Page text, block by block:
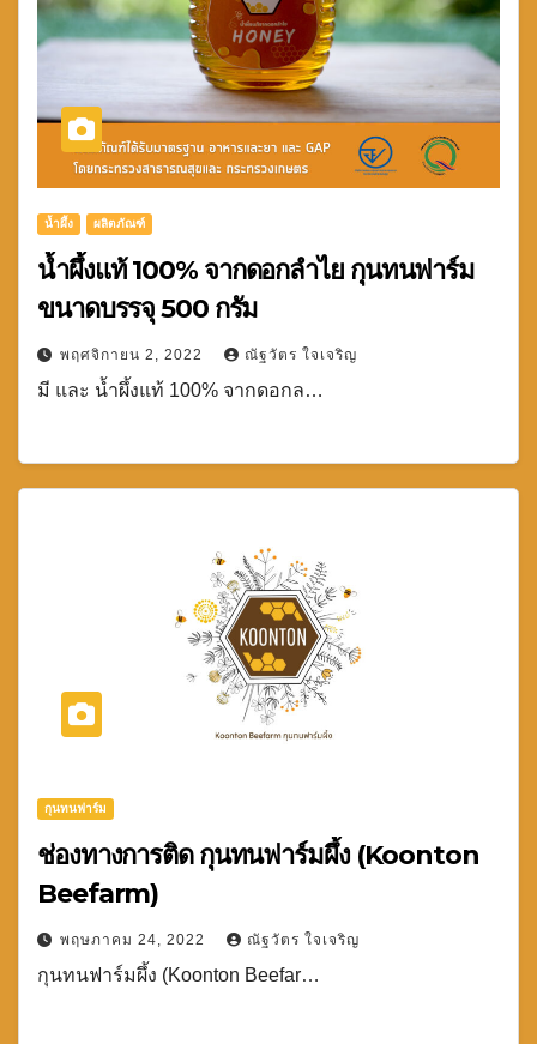
น้ำผึ้ง ผลิตภัณฑ์
น้ำผึ้งแท้ 100% จากดอกลำไย กุนทนฟาร์ม
ขนาดบรรจุ 500 กรัม
พฤศจิกายน 2, 2022 ณัฐวัตร ใจเจริญ
มี และ น้ำผึ้งแท้ 100% จากดอกล…
กุนทนฟาร์ม
ช่องทางการติด กุนทนฟาร์มผึ้ง (Koonton
Beefarm)
พฤษภาคม 24, 2022 ณัฐวัตร ใจเจริญ
กุนทนฟาร์มผึ้ง (Koonton Beefar…